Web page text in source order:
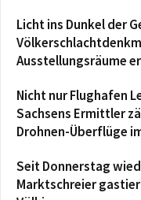
Licht ins Dunkel der
Ausstellungsräume
Nicht nur Flughafen
Sachsens Ermittler
Drohnen-Überflüge
Seit Donnerstag
Marktschreier